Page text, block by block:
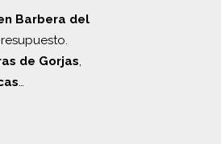
Barbera del
de Gorjas,
…